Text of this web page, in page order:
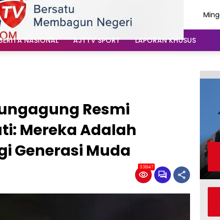
NASIONAL AJTTV SPORT LAPORAN KHUSUS
Resmi
Mereka Adalah
Generasi Muda
33847